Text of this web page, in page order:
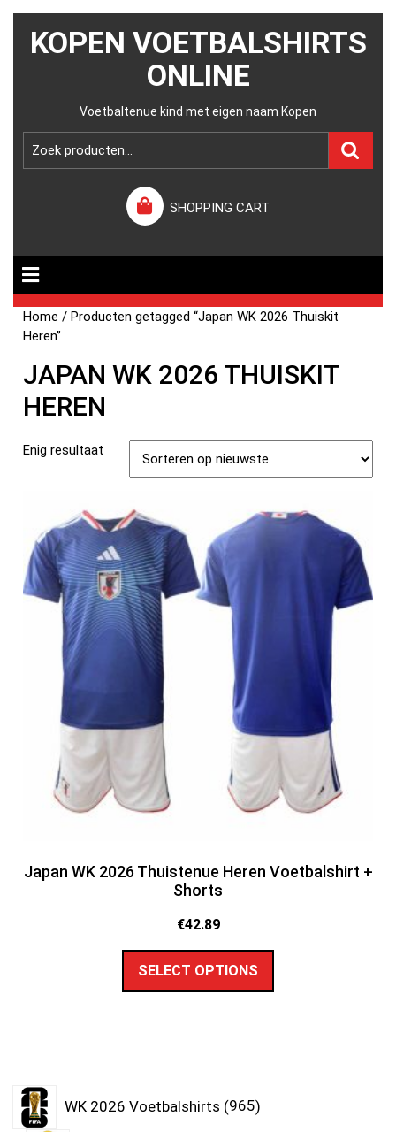
KOPEN VOETBALSHIRTS
ONLINE
Voetbaltenue kind met eigen naam Kopen
SHOPPING CART
Home / Producten getagged “Japan WK 2026 Thuiskit
Heren”
JAPAN WK 2026 THUISKIT
HEREN
Enig resultaat
Japan WK 2026 Thuistenue Heren Voetbalshirt +
Shorts
€42.89
SELECT OPTIONS
WK 2026 Voetbalshirts 965